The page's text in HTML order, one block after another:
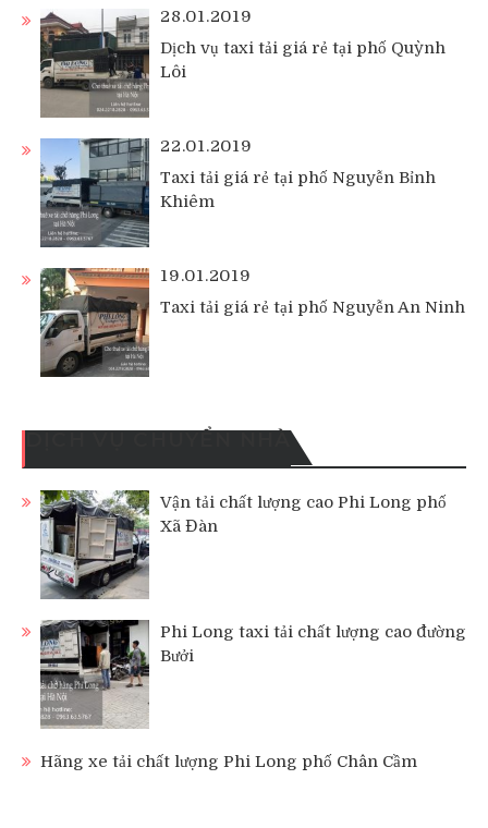
28.01.2019
Dịch vụ taxi tải giá rẻ tại phố Quỳnh
Lôi
22.01.2019
Taxi tải giá rẻ tại phố Nguyễn Bỉnh
Khiêm
19.01.2019
Taxi tải giá rẻ tại phố Nguyễn An Ninh
DỊCH VỤ CHUYỂN NHÀ
Vận tải chất lượng cao Phi Long phố
Xã Đàn
Phi Long taxi tải chất lượng cao đường
Bưởi
Hãng xe tải chất lượng Phi Long phố Chân Cầm